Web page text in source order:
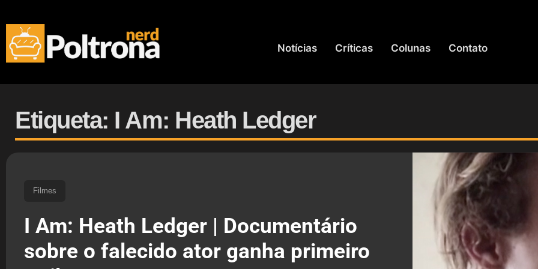
Notícias Críticas Colunas Contato
Etiqueta: I Am: Heath Ledger
Filmes
I Am: Heath Ledger | Documentário
sobre o falecido ator ganha primeiro